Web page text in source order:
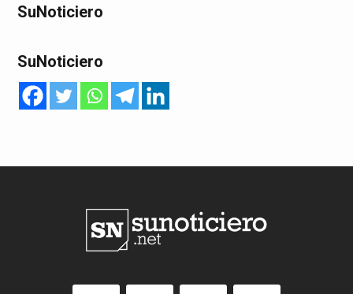
SuNoticiero
SuNoticiero